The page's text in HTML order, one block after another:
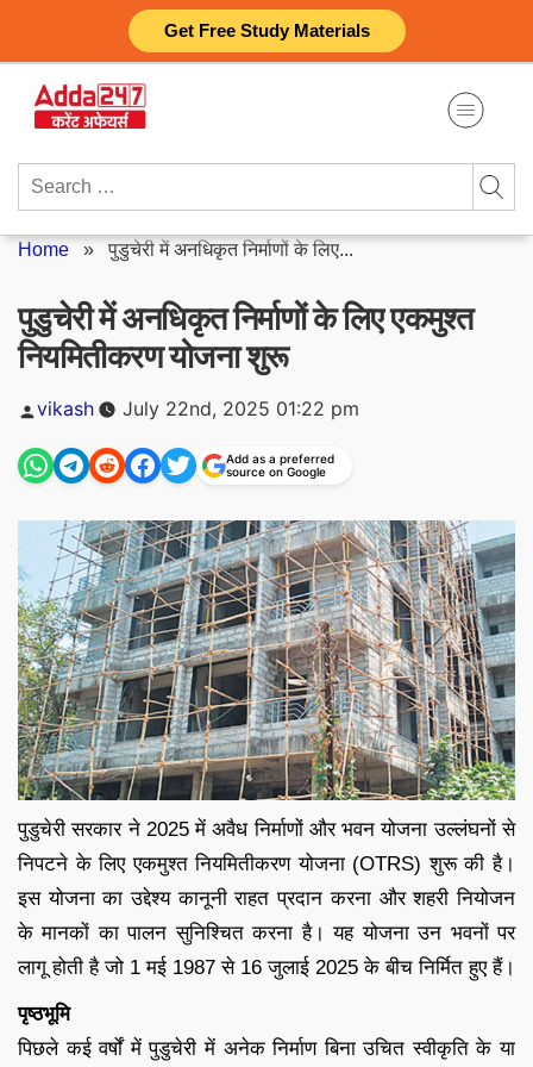
Get Free Study Materials
content
Search
Home »पुडुचेरी में अनधिकृत निर्माणों के लिए...
पुडुचेरी में अनधिकृत निर्माणों के लिए एकमुश्त
नियमितीकरण योजना शुरू
Posted
vikash July 22nd, 2025 01:22 pm
Add as a preferred
source on Google
पुडुचेरी सरकार ने 2025 में अवैध निर्माणों और भवन योजना उल्लंघनों से
निपटने के लिए एकमुश्त नियमितीकरण योजना (OTRS) शुरू की है।
इस योजना का उद्देश्य कानूनी राहत प्रदान करना और शहरी नियोजन
के मानकों का पालन सुनिश्चित करना है। यह योजना उन भवनों पर
लागू होती है जो 1 मई 1987 से 16 जुलाई 2025 के बीच निर्मित हुए हैं।
पृष्ठभूमि
पिछले कई वर्षों में पुडुचेरी में अनेक निर्माण बिना उचित स्वीकृति के या